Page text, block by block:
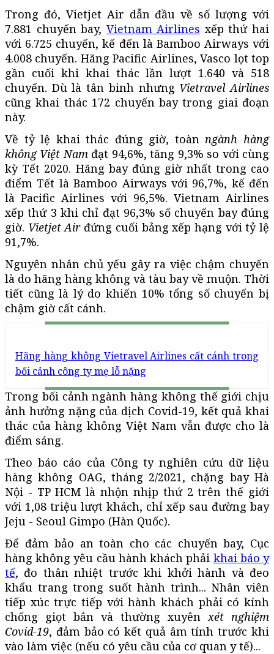
Trong đó, Vietjet Air dẫn đầu về số lượng với
7.881 chuyến bay, Vietnam Airlines xếp thứ hai
với 6.725 chuyến, kế đến là Bamboo Airways với
4.008 chuyến. Hãng Pacific Airlines, Vasco lọt top
gần cuối khi khai thác lần lượt 1.640 và 518
chuyến. Dù là tân binh nhưng Vietravel Airlines
cũng khai thác 172 chuyến bay trong giai đoạn
này.
Về tỷ lệ khai thác đúng giờ, toànngành hàng
không Việt Namđạt 94,6%, tăng 9,3% so với cùng
kỳ Tết 2020. Hãng bay đúng giờ nhất trong cao
điểm Tết là Bamboo Airways với 96,7%, kế đến
là Pacific Airlines với 96,5%. Vietnam Airlines
xếp thứ 3 khi chỉ đạt 96,3% số chuyến bay đúng
giờ. Vietjet Airđứng cuối bảng xếp hạng với tỷ lệ
91,7%.
Nguyên nhân chủ yếu gây ra việc chậm chuyến
là do hãng hàng không và tàu bay về muộn. Thời
tiết cũng là lý do khiến 10% tổng số chuyến bị
chậm giờ cất cánh.
Hãng hàng không Vietravel Airlines cất cánh trong
bối cảnh công ty mẹ lỗ nặng
Trong bối cảnh ngành hàng không thế giới chịu
ảnh hưởng nặng của dịch Covid-19, kết quả khai
thác của hàng không Việt Nam vẫn được cho là
điểm sáng.
Theo báo cáo của Công ty nghiên cứu dữ liệu
hàng không OAG, tháng 2/2021, chặng bay Hà
Nội - TP HCM là nhộn nhịp thứ 2 trên thế giới
với 1,08 triệu lượt khách, chỉ xếp sau đường bay
Jeju - Seoul Gimpo (Hàn Quốc).
Để đảm bảo an toàn cho các chuyến bay, Cục
hàng không yêu cầu hành khách phải khai báo y
tế, đo thân nhiệt trước khi khởi hành và đeo
khẩu trang trong suốt hành trình... Nhân viên
tiếp xúc trực tiếp với hành khách phải có kính
chống giọt bắn và thường xuyênxét nghiệm
Covid-19, đảm bảo có kết quả âm tính trước khi
vào làm việc (nếu có yêu cầu của cơ quan y tế)...